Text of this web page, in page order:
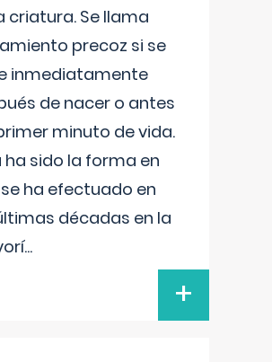
criatura. Se llama
precoz si se
inmediatamente
de nacer o antes
minuto de vida.
ha sido la forma en
ha efectuado en
décadas en la
...
+